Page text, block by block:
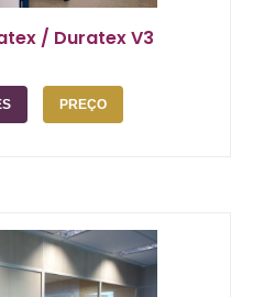
/ Duratex V3
PREÇO